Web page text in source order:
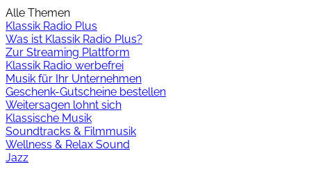
Alle Themen
Klassik Radio Plus
Was ist Klassik Radio Plus?
Zur Streaming Plattform
Klassik Radio werbefrei
Musik für Ihr Unternehmen
Geschenk-Gutscheine bestellen
Weitersagen lohnt sich
Klassische Musik
Soundtracks & Filmmusik
Wellness & Relax Sound
Jazz